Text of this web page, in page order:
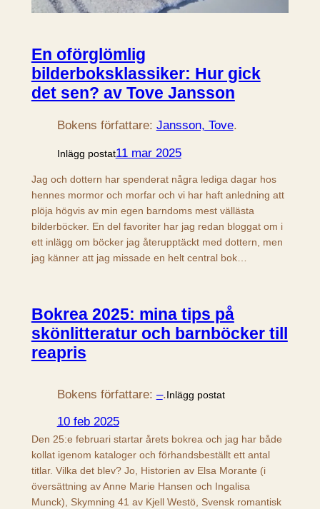
En oförglömlig
bilderboksklassiker: Hur gick
det sen? av Tove Jansson
Bokens författare: Jansson, Tove.
Inlägg postat11 mar 2025
Jag och dottern har spenderat några lediga dagar hos
hennes mormor och morfar och vi har haft anledning att
plöja högvis av min egen barndoms mest vällästa
bilderböcker. En del favoriter har jag redan bloggat om i
ett inlägg om böcker jag återupptäckt med dottern, men
jag känner att jag missade en helt central bok…
Bokrea 2025: mina tips på
skönlitteratur och barnböcker till
reapris
Bokens författare: –.Inlägg postat
10 feb 2025
Den 25:e februari startar årets bokrea och jag har både
kollat igenom kataloger och förhandsbeställt ett antal
titlar. Vilka det blev? Jo, Historien av Elsa Morante (i
översättning av Anne Marie Hansen och Ingalisa
Munck), Skymning 41 av Kjell Westö, Svensk romantisk